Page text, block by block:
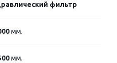
фильтр
мм.
мм.